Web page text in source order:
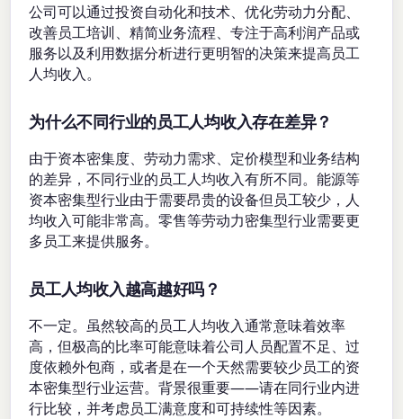
公司可以通过投资自动化和技术、优化劳动力分配、
改善员工培训、精简业务流程、专注于高利润产品或
服务以及利用数据分析进行更明智的决策来提高员工
人均收入。
为什么不同行业的员工人均收入存在差异？
由于资本密集度、劳动力需求、定价模型和业务结构
的差异，不同行业的员工人均收入有所不同。能源等
资本密集型行业由于需要昂贵的设备但员工较少，人
均收入可能非常高。零售等劳动力密集型行业需要更
多员工来提供服务。
员工人均收入越高越好吗？
不一定。虽然较高的员工人均收入通常意味着效率
高，但极高的比率可能意味着公司人员配置不足、过
度依赖外包商，或者是在一个天然需要较少员工的资
本密集型行业运营。背景很重要——请在同行业内进
行比较，并考虑员工满意度和可持续性等因素。